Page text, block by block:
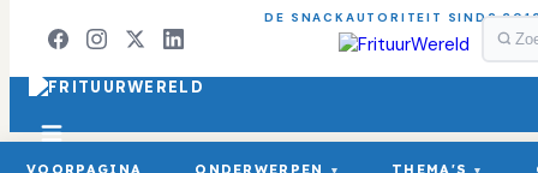
DE SNACKAUTORITEIT SINDS
VOORPAGINA ONDERWERPEN ▾ THEMA'S ▾